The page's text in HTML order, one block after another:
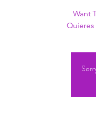
Want